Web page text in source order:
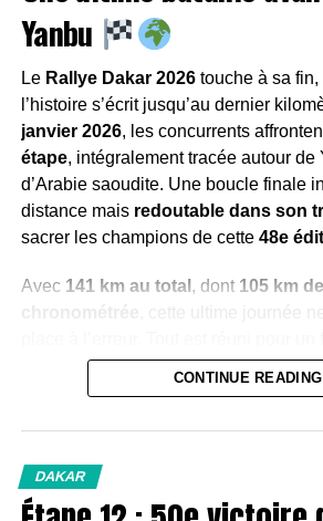
Une spéciale plus
mais toujours
Sur le papier, cette deuxième partie
annoncée commeplus abordable
spéciale est plus courte, plus
vitesse moyenne. Mais le Dakar
trompeuses.
Une mécanique déjà fragilisée
Une confiance parfois altérée
de la veille
Yanbu
Le Rallye Dakar 2026touche à sa fin,
l’histoire s’écrit jusqu’au dernier
janvier 2026, les concurrents
étape, intégralement tracée autour de
d’Arabie saoudite. Une boucle finale
distance mais redoutable dans son
sacrer les champions de cette 48e
Avec 141 km au total, dont 105 km
montagnes, gravette, cailloux, puis
toile de fond. Un condensé de Dakar,
Une spéciale en deux
CONTINUE READING
DAKAR